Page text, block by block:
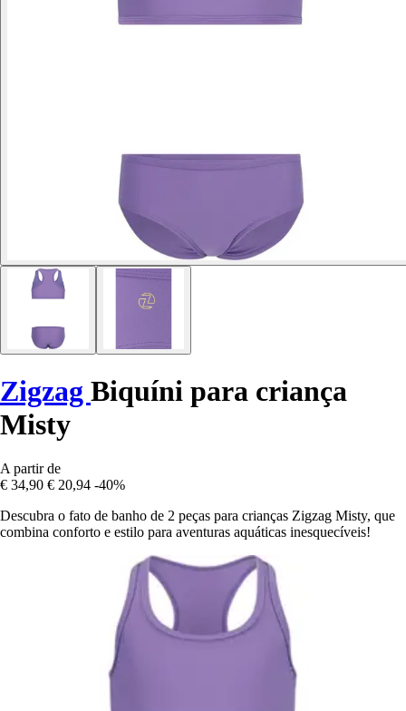
Zigzag Biquíni para criança
Misty
A partir de
€ 34,90 € 20,94 -40%
Descubra o fato de banho de 2 peças para crianças Zigzag Misty, que
combina conforto e estilo para aventuras aquáticas inesquecíveis!